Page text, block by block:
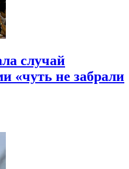
случай
«чуть не забрали